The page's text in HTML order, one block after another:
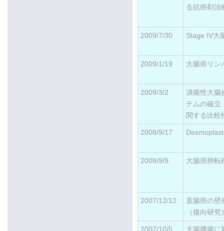
る抗癌剤治
2009/7/30 Stage IV大
2009/1/19 大腸癌リン
2009/3/2
潰瘍性大腸
テムの確立
関する比較
2008/9/17
2008/9/9 大腸癌肺転
2007/12/12
直腸癌の壁
（後向研究
2007/10/5
大腸腫瘍に